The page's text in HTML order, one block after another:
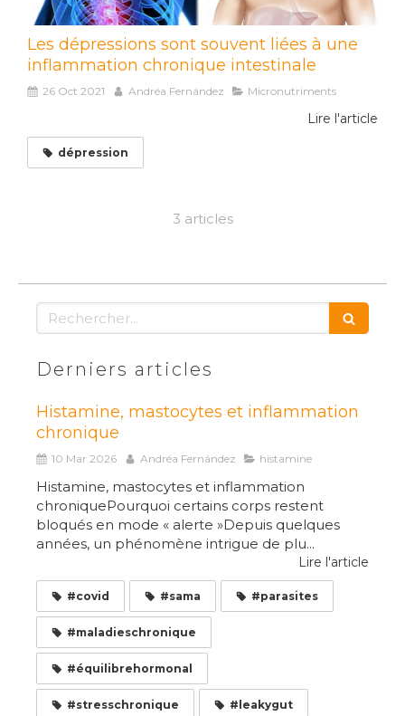
Les dépressions sont souvent liées à une
inflammation chronique intestinale
26 Oct 2021 Andréa Fernández Micronutriments
Lire l'article
dépression
3 articles
Rechercher
Derniers articles
Histamine, mastocytes et inflammation
chronique
10 Mar 2026 Andréa Fernández histamine
Histamine, mastocytes et inflammation
chroniquePourquoi certains corps restent
bloqués en mode « alerte »Depuis quelques
années, un phénomène intrigue de plu...
Lire l'article
#covid #sama #parasites
#maladieschronique
#équilibrehormonal
#stresschronique #leakygut